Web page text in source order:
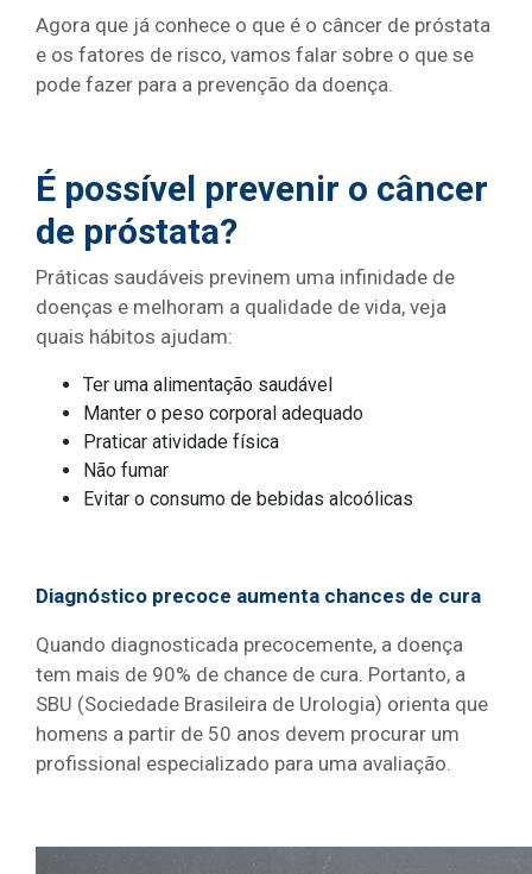
Agora que já conhece o que é o câncer de próstata
e os fatores de risco, vamos falar sobre o que se
pode fazer para a prevenção da doença.
É possível prevenir o câncer
de próstata?
Práticas saudáveis previnem uma infinidade de
doenças e melhoram a qualidade de vida, veja
quais hábitos ajudam:
Ter uma alimentação saudável
Manter o peso corporal adequado
Praticar atividade física
Não fumar
Evitar o consumo de bebidas alcoólicas
Diagnóstico precoce aumenta chances de cura
Quando diagnosticada precocemente, a doença
tem mais de 90% de chance de cura. Portanto, a
SBU (Sociedade Brasileira de Urologia) orienta que
homens a partir de 50 anos devem procurar um
profissional especializado para uma avaliação.